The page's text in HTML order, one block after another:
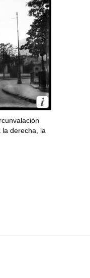
la derecha, la